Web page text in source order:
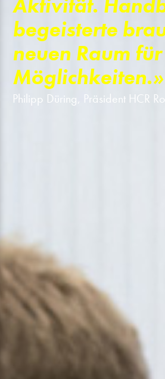
Aktivität.
begeisterte
neuen Raum
Möglichkeiten.»
Philipp Düring, Präsident HCR